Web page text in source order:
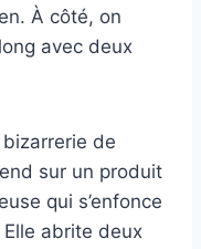
À côté, on
avec deux
bizarrerie de
sur un produit
qui s’enfonce
Elle abrite deux